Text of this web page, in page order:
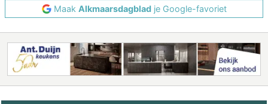
Maak Alkmaarsdagbladje Google-favoriet